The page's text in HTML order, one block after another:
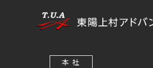
本 社